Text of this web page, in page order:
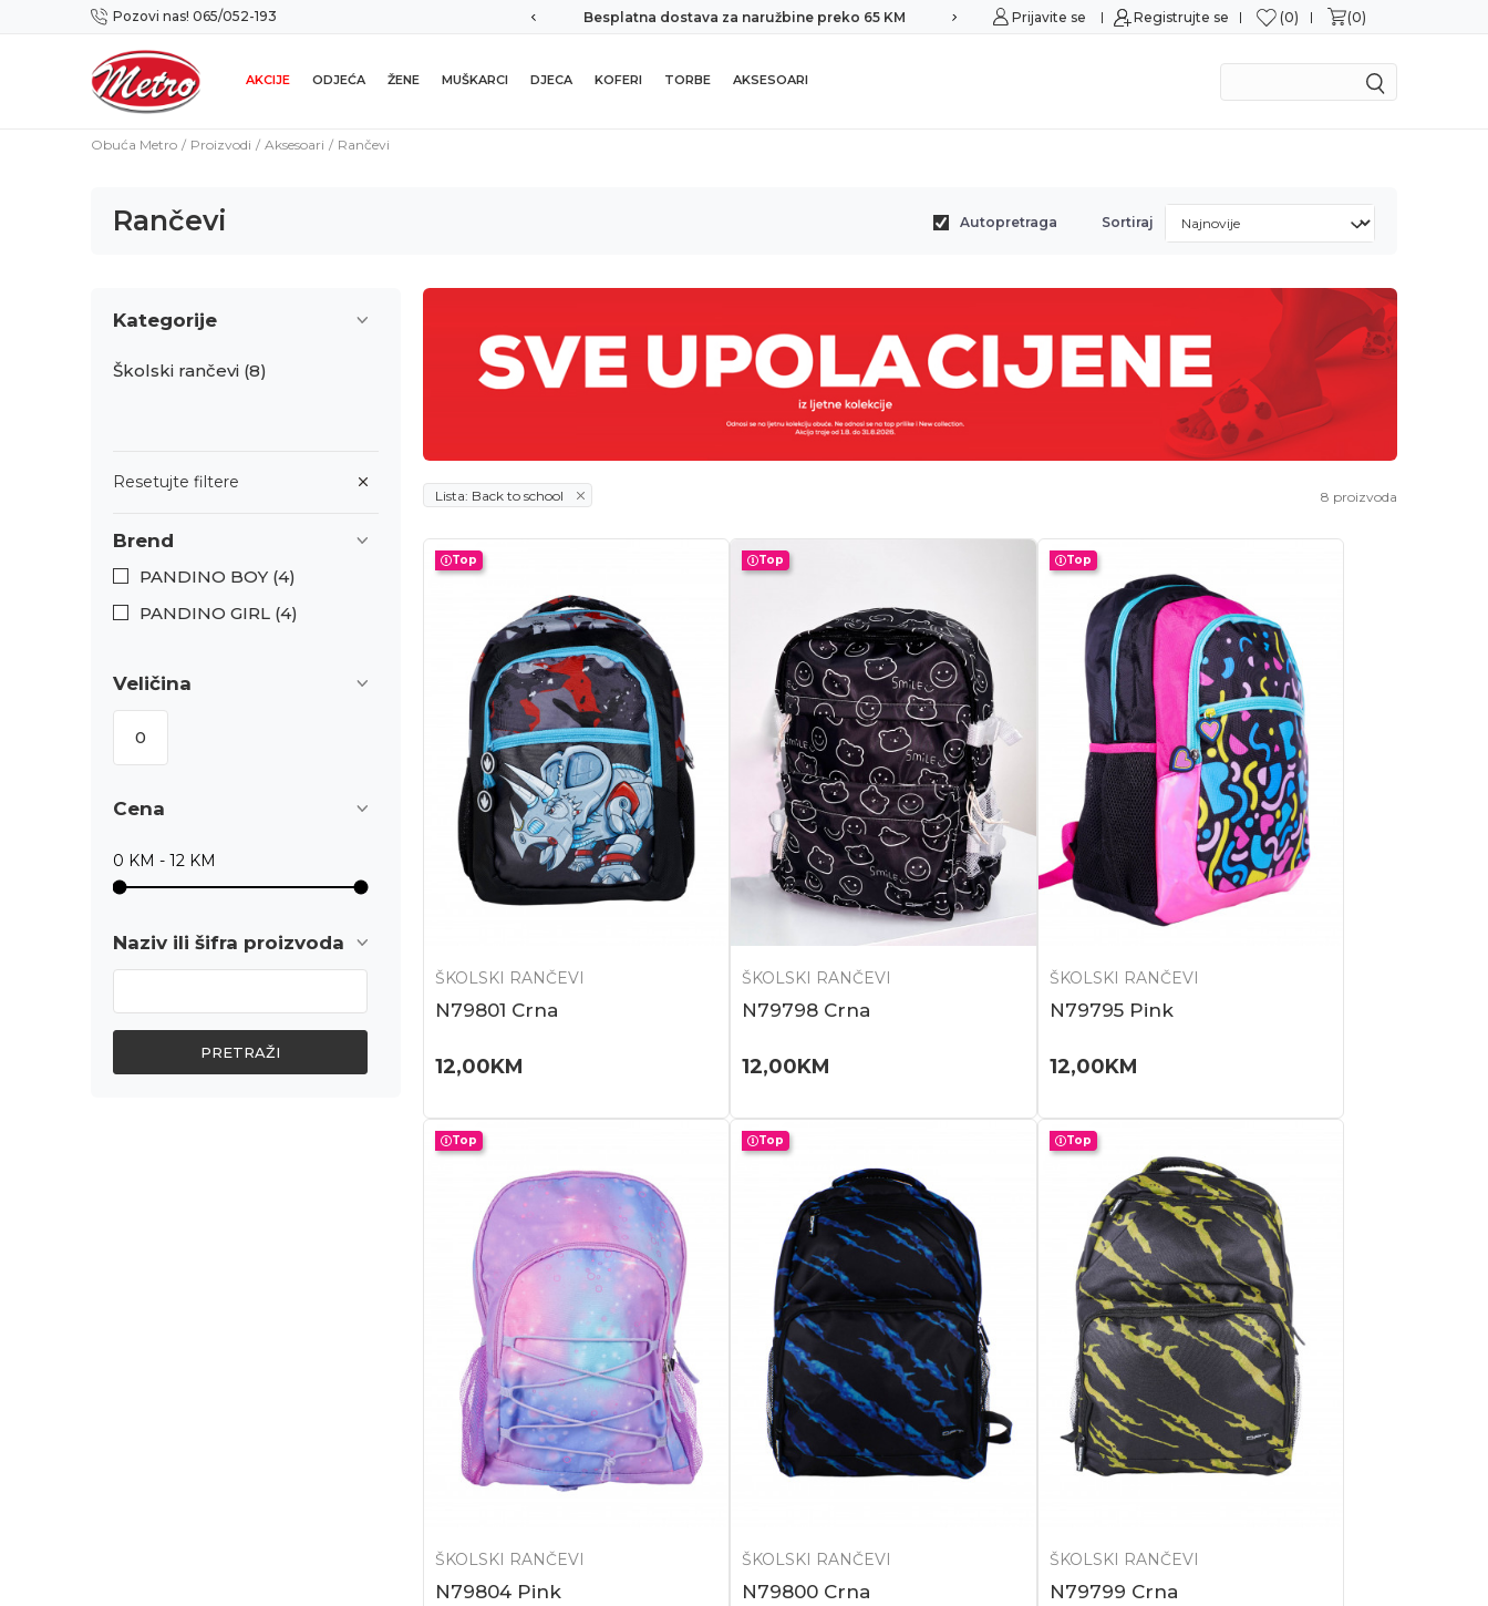
Pozovi nas! 065/052-193
Preuzmi NOVU Metro mobilnu aplikaciju! Besplatna dostava za naružbine preko 65 KM Sigurna kupovina
Prijavite se Registrujte se 0 0
AKCIJE ODJEĆA ŽENE MUŠKARCI DJECA KOFERI TORBE AKSESOARI
Obuća Metro Proizvodi Aksesoari Rančevi
Rančevi Autopretraga Sortiraj
Kategorije
Školski rančevi (8)
Resetujte filtere
Brend
PANDINO BOY (4)
PANDINO GIRL (4)
Veličina
0
Cena
Naziv ili šifra proizvoda
PRETRAŽI
Lista: Back to school 8 proizvoda
Top
ŠKOLSKI RANČEVI
N79801 Crna
12,00KM
Top
ŠKOLSKI RANČEVI
N79798 Crna
12,00KM
Top
ŠKOLSKI RANČEVI
N79795 Pink
12,00KM
Top
ŠKOLSKI RANČEVI
N79804 Pink
Top
ŠKOLSKI RANČEVI
N79800 Crna
Top
ŠKOLSKI RANČEVI
N79799 Crna